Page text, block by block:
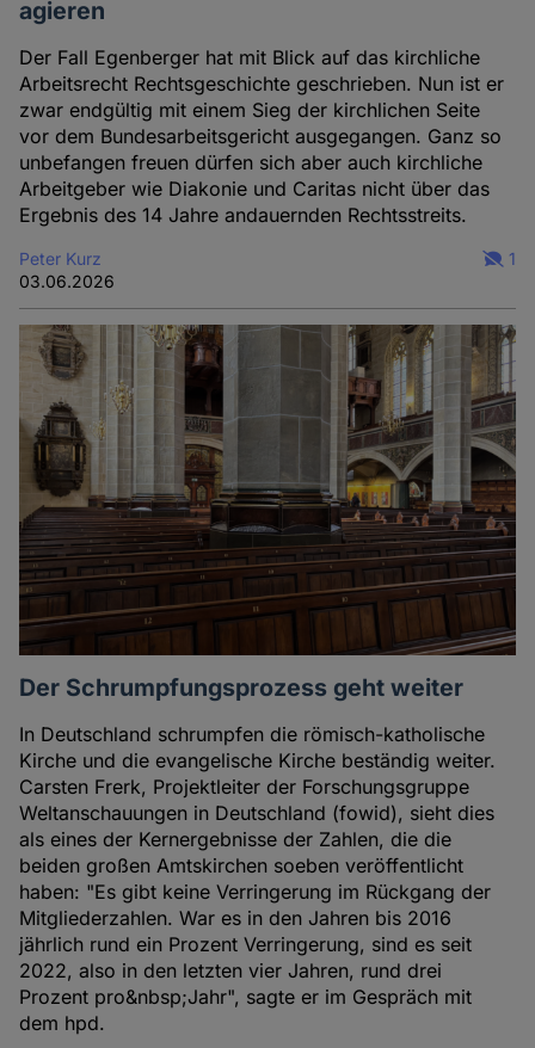
agieren
Der Fall Egenberger hat mit Blick auf das kirchliche
Arbeitsrecht Rechtsgeschichte geschrieben. Nun ist er
zwar endgültig mit einem Sieg der kirchlichen Seite
vor dem Bundesarbeitsgericht ausgegangen. Ganz so
unbefangen freuen dürfen sich aber auch kirchliche
Arbeitgeber wie Diakonie und Caritas nicht über das
Ergebnis des 14 Jahre andauernden Rechtsstreits.
Peter Kurz
03.06.2026
1
Der Schrumpfungsprozess geht weiter
In Deutschland schrumpfen die römisch-katholische
Kirche und die evangelische Kirche beständig weiter.
Carsten Frerk, Projektleiter der Forschungsgruppe
Weltanschauungen in Deutschland (fowid), sieht dies
als eines der Kernergebnisse der Zahlen, die die
beiden großen Amtskirchen soeben veröffentlicht
haben: "Es gibt keine Verringerung im Rückgang der
Mitgliederzahlen. War es in den Jahren bis 2016
jährlich rund ein Prozent Verringerung, sind es seit
2022, also in den letzten vier Jahren, rund drei
Prozent pro&nbsp;Jahr", sagte er im Gespräch mit
dem hpd.